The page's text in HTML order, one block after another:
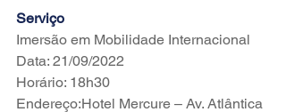
Serviço
Imersão em Mobilidade Internacional
Data: 21/09/2022
Horário: 18h30
Endereço:Hotel Mercure – Av. Atlântica